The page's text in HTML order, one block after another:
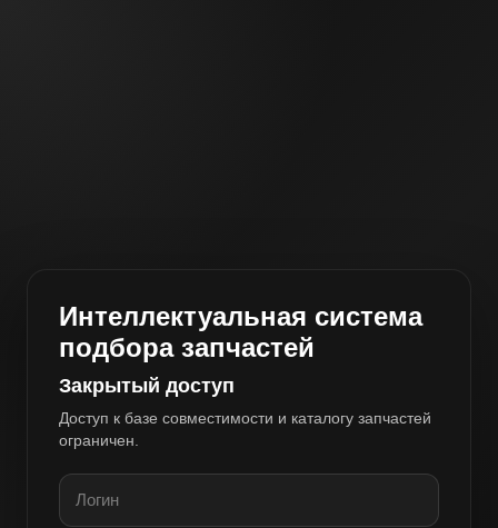
Интеллектуальная система
подбора запчастей
Закрытый доступ
Доступ к базе совместимости и каталогу запчастей
ограничен.